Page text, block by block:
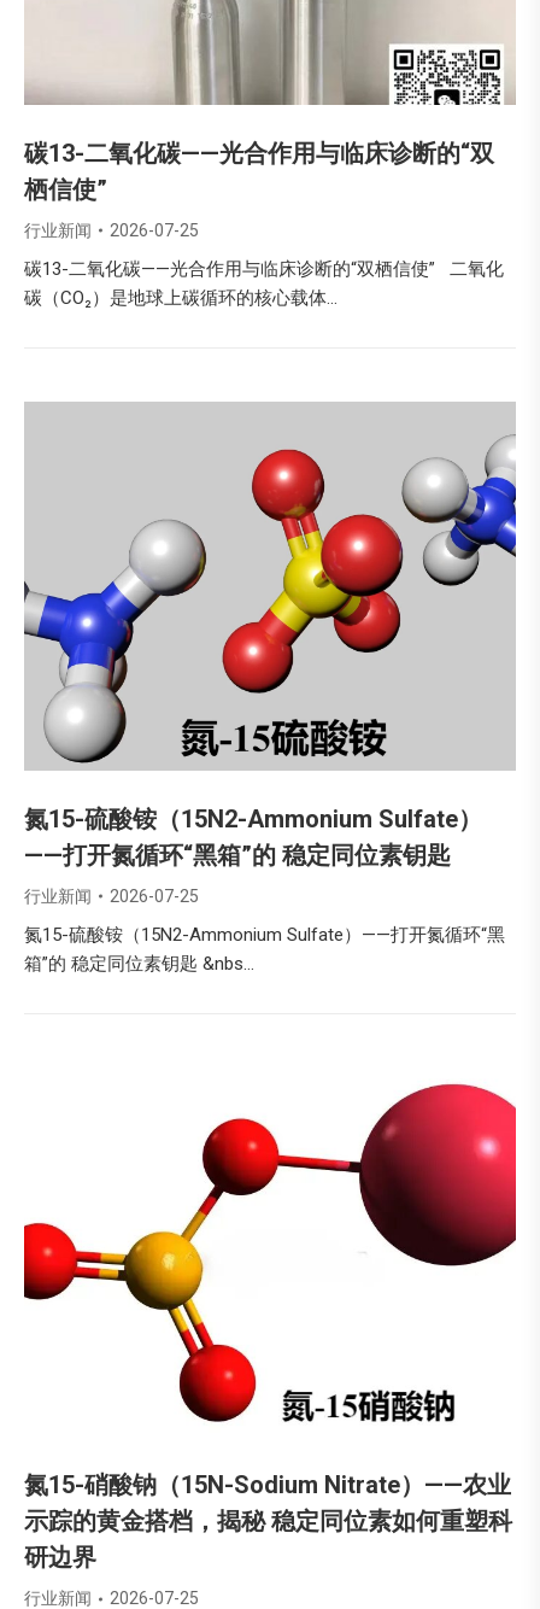
碳13-二氧化碳——光合作用与临床诊断的“双
栖信使”
行业新闻 2026-07-25
碳13-二氧化碳——光合作用与临床诊断的“双栖信使” 二氧化
碳（CO₂）是地球上碳循环的核心载体…
氮15-硫酸铵（15N2-Ammonium Sulfate）
——打开氮循环“黑箱”的 稳定同位素钥匙
行业新闻 2026-07-25
氮15-硫酸铵（15N2-Ammonium Sulfate）——打开氮循环“黑
箱”的 稳定同位素钥匙 &nbs…
氮15-硝酸钠（15N-Sodium Nitrate）——农业
示踪的黄金搭档，揭秘 稳定同位素如何重塑科
研边界
行业新闻 2026-07-25